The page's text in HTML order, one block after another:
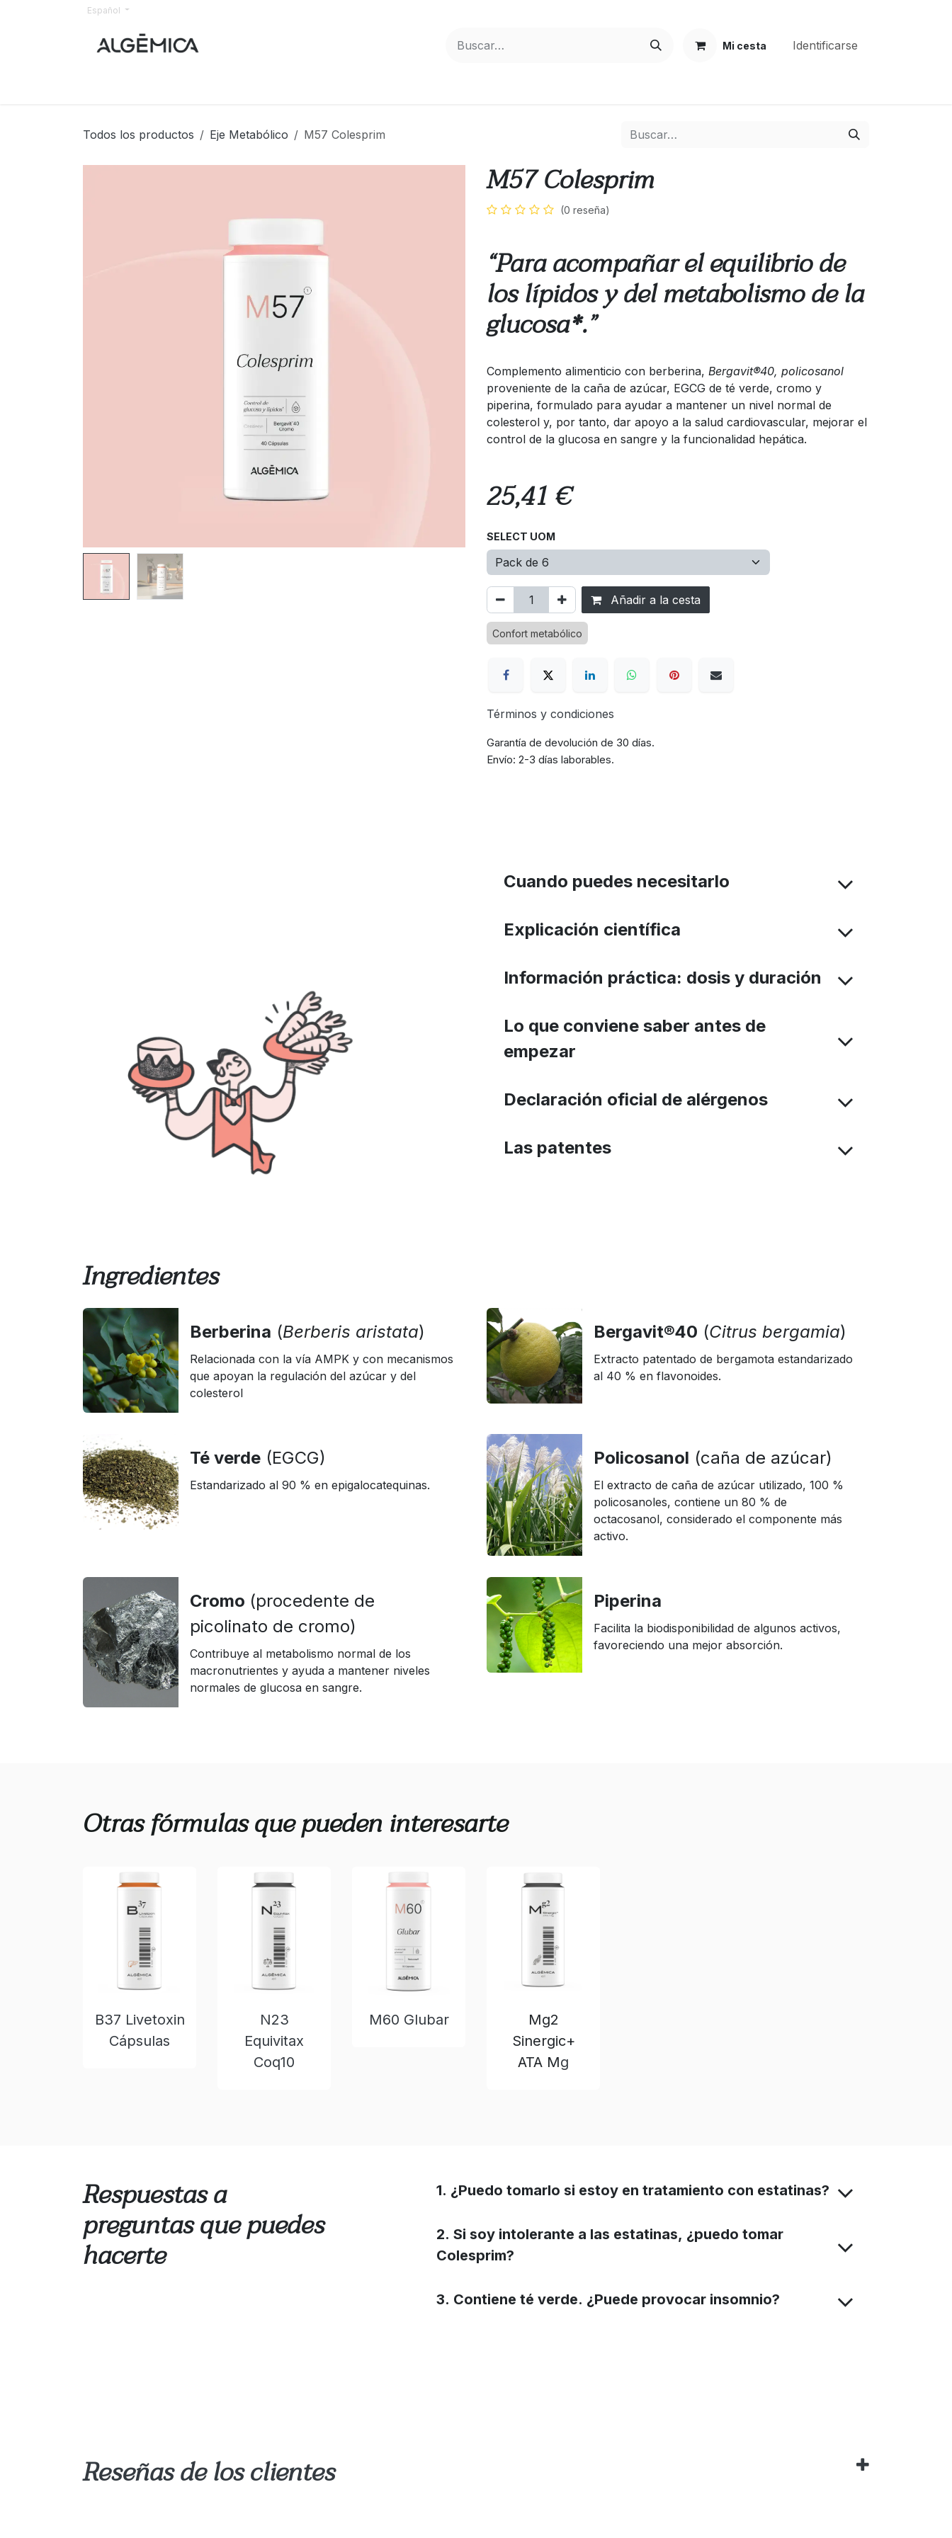
Español
Mi cesta Identificarse
Todos los productos Eje Metabólico M57 Colesprim
M57 Colesprim
(0 reseña)
“Para acompañar el equilibrio de
los lípidos y del metabolismo de la
glucosa*.”
Complemento alimenticio con berberina, Bergavit®40, policosanol
proveniente de la caña de azúcar, EGCG de té verde, cromo y
piperina, formulado para ayudar a mantener un nivel normal de
colesterol y, por tanto, dar apoyo a la salud cardiovascular, mejorar el
control de la glucosa en sangre y la funcionalidad hepática.
25,41€
SELECT UOM
Añadir a la cesta
Confort metabólico
Términos y condiciones
Garantía de devolución de 30 días.
Envío: 2-3 días laborables.
Cuando puedes necesitarlo
Explicación científica
Información práctica: dosis y duración
Lo que conviene saber antes de
empezar
Declaración oficial de alérgenos
Las patentes​
Ingredientes
Berberina (Berberis aristata)
Relacionada con la vía AMPK y con mecanismos
que apoyan la regulación del azúcar y del
colesterol
Bergavit®40 (Citrus bergamia)
Extracto patentado de bergamota estandarizado
al 40 % en flavonoides.
Té verde (EGCG)
Estandarizado al 90 % en epigalocatequinas.
Policosanol (caña de azúcar)
El extracto de caña de azúcar utilizado, 100 %
policosanoles, contiene un 80 % de
octacosanol, considerado el componente más
activo.
Cromo (procedente de
picolinato de cromo)
Contribuye al metabolismo normal de los
macronutrientes y ayuda a mantener niveles
normales de glucosa en sangre.
Piperina
Facilita la biodisponibilidad de algunos activos,
favoreciendo una mejor absorción.
Otras fórmulas que pueden interesarte
B37 Livetoxin
Cápsulas
N23
Equivitax
Coq10
M60 Glubar
Mg2
Sinergic+
ATA Mg
Respuestas a
preguntas que puedes
hacerte
1. ¿Puedo tomarlo si estoy en tratamiento con estatinas?
2. Si soy intolerante a las estatinas, ¿puedo tomar
Colesprim?
3. Contiene té verde. ¿Puede provocar insomnio?
Reseñas de los clientes